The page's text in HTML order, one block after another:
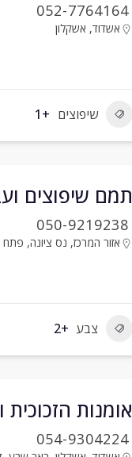
052-7764164
אשדוד, אשקלון
שיפוצים +1
תמם שיפוצים
050-9219238
אזור המרכז, נס ציונה, פתח
צבע +2
אומנות הזכוכית
054-9304224